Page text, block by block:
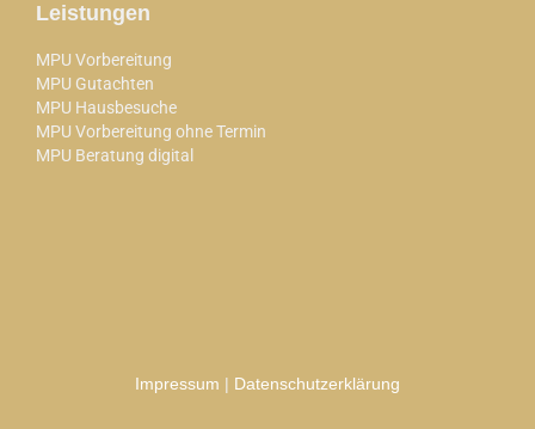
Leistungen
MPU Vorbereitung
MPU Gutachten
MPU Hausbesuche
MPU Vorbereitung ohne Termin
MPU Beratung digital
Impressum Datenschutzerklärung